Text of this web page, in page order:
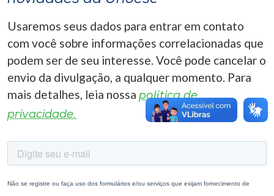
Usaremos seus dados para entrar em contato
com você sobre informações correlacionadas que
podem ser de seu interesse. Você pode cancelar o
envio da divulgação, a qualquer momento. Para
mais detalhes, leia nossa política de
privacidade.